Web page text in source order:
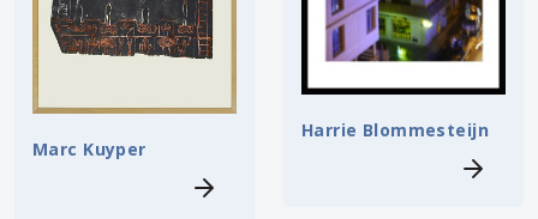
Marc Kuyper
Harrie Blommesteijn